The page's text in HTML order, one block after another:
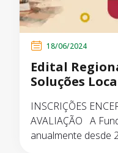
18/06/2024
Edital
Soluções
INSCRIÇÕES
AVALIAÇÃO A
anualmente desde